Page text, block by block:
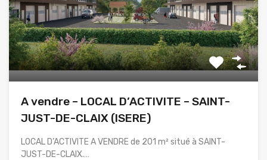
A vendre – LOCAL D’ACTIVITE – SAINT-
JUST-DE-CLAIX (ISERE)
LOCAL D’ACTIVITE A VENDRE de 201 m² situé à SAINT-
JUST-DE-CLAIX.…